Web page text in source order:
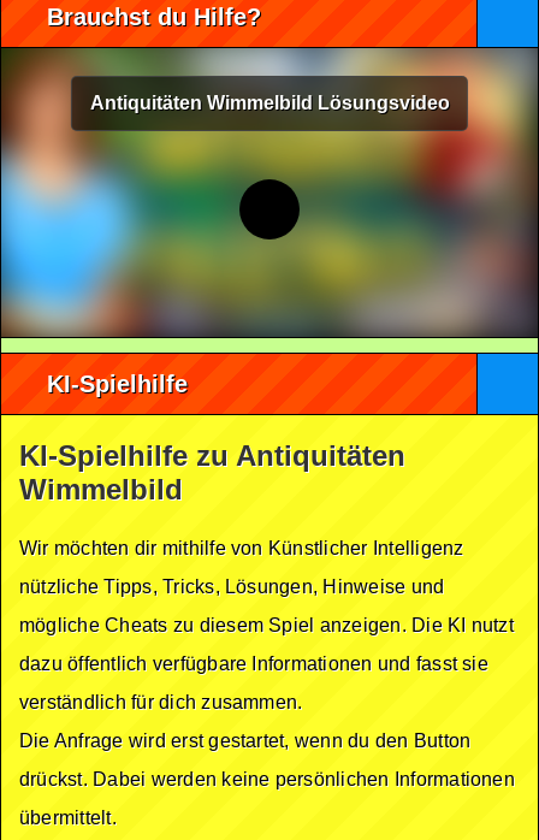
Brauchst du Hilfe?
Antiquitäten Wimmelbild Lösungsvideo
KI-Spielhilfe
KI-Spielhilfe zu Antiquitäten
Wimmelbild
Wir möchten dir mithilfe von Künstlicher Intelligenz
nützliche Tipps, Tricks, Lösungen, Hinweise und
mögliche Cheats zu diesem Spiel anzeigen. Die KI nutzt
dazu öffentlich verfügbare Informationen und fasst sie
verständlich für dich zusammen.
Die Anfrage wird erst gestartet, wenn du den Button
drückst. Dabei werden keine persönlichen Informationen
übermittelt.